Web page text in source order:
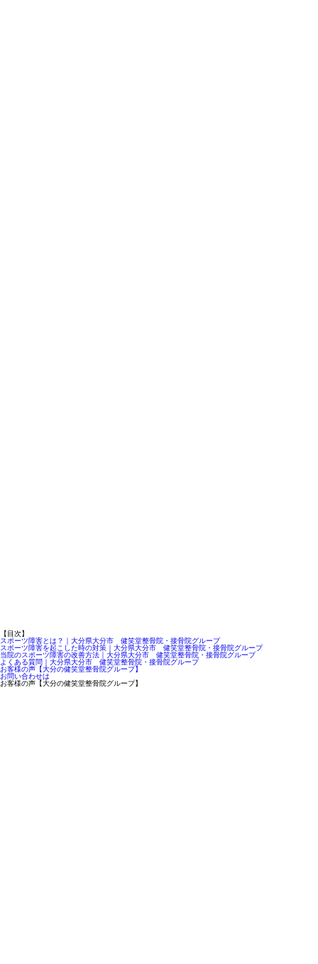
【目次】
スポーツ障害とは？｜大分県大分市 健笑堂整骨院・接骨院グループ
スポーツ障害を起こした時の対策｜大分県大分市 健笑堂整骨院・接骨院グループ
当院のスポーツ障害の改善方法｜大分県大分市 健笑堂整骨院・接骨院グループ
よくある質問｜大分県大分市 健笑堂整骨院・接骨院グループ
お客様の声【大分の健笑堂整骨院グループ】
お問い合わせは
お客様の声【大分の健笑堂整骨院グループ】